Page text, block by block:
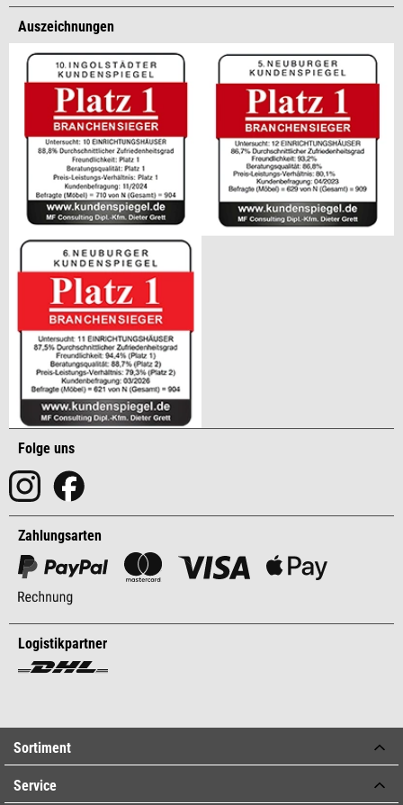
Auszeichnungen
Folge uns
Zahlungsarten
Logistikpartner
Sortiment
Service